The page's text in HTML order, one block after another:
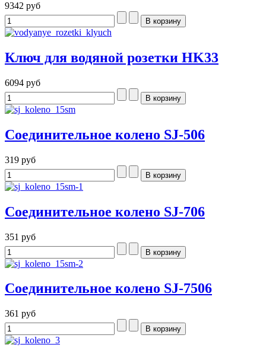
9342 руб
Ключ для водяной розетки HK33
6094 руб
Соединительное колено SJ-506
319 руб
Соединительное колено SJ-706
351 руб
Соединительное колено SJ-7506
361 руб